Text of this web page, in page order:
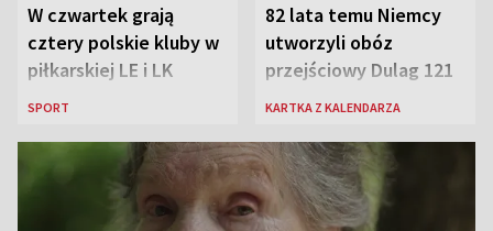
W czwartek grają
cztery polskie kluby w
piłkarskiej LE i LK
SPORT
82 lata temu Niemcy
utworzyli obóz
przejściowy Dulag 121
KARTKA Z KALENDARZA